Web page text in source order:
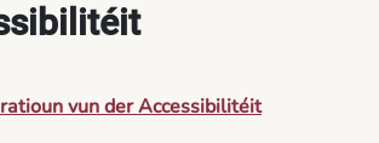
vun der Accessibilitéit